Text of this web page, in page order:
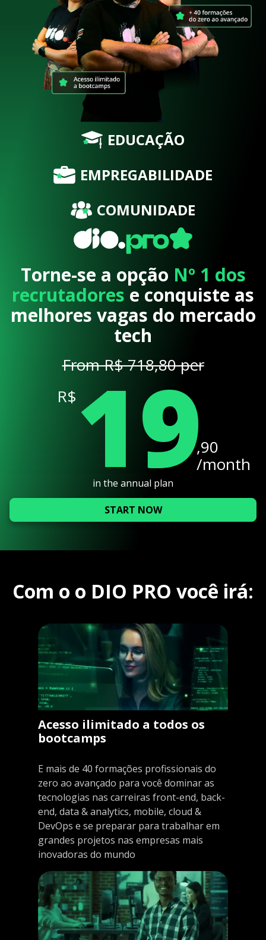
EDUCAÇÃO
EMPREGABILIDADE
COMUNIDADE
Torne-se a opção Nº 1 dos
recrutadores e conquiste as
melhores vagas do mercado
tech
From R$ 718,80 per
R$ 19,90
/month
in the annual plan
START NOW
Com o o DIO PRO você irá:
Acesso ilimitado a todos os
bootcamps
E mais de 40 formações profissionais do
zero ao avançado para você dominar as
tecnologias nas carreiras front-end, back-
end, data & analytics, mobile, cloud &
DevOps e se preparar para trabalhar em
grandes projetos nas empresas mais
inovadoras do mundo